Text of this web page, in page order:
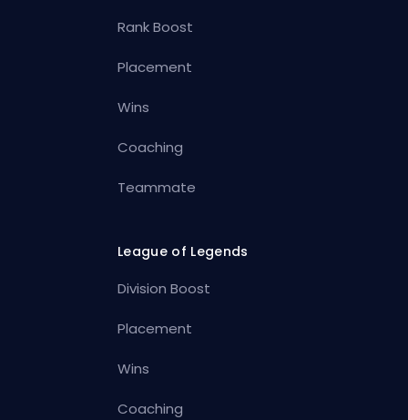
Rank Boost
Placement
Wins
Coaching
Teammate
League of Legends
Division Boost
Placement
Wins
Coaching